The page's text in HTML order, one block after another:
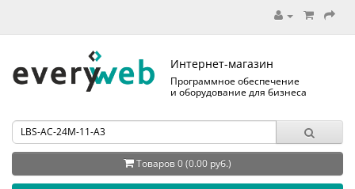
Интернет-магазин
Программное обеспечение
и оборудование для бизнеса
Товаров 0 (0.00 руб.)